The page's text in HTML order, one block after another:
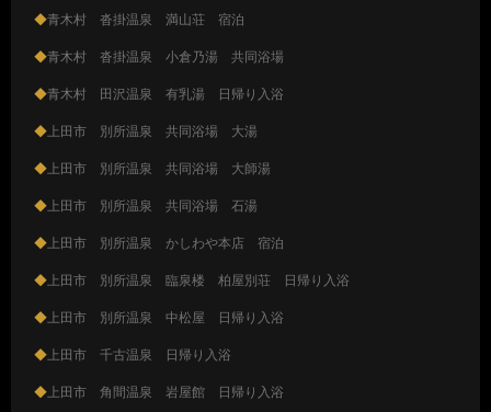
◆青木村 沓掛温泉 満山荘 宿泊
◆青木村 沓掛温泉 小倉乃湯 共同浴場
◆青木村 田沢温泉 有乳湯 日帰り入浴
◆ 上田市 別所温泉 共同浴場 大湯
◆ 上田市 別所温泉 共同浴場 大師湯
◆ 上田市 別所温泉 共同浴場 石湯
◆ 上田市 別所温泉 かしわや本店 宿泊
◆ 上田市 別所温泉 臨泉楼 柏屋別荘 日帰り入浴
◆ 上田市 別所温泉 中松屋 日帰り入浴
◆ 上田市 千古温泉 日帰り入浴
◆ 上田市 角間温泉 岩屋館 日帰り入浴